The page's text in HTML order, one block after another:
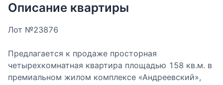
Описание квартиры
Лот №23876
Предлагается к продаже просторная
четырехкомнатная квартира площадью 158 кв.м. в
премиальном жилом комплексе «Андреевский»,